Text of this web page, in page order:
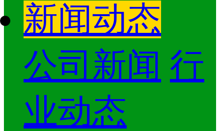
新闻动态
公司新闻 行
业动态